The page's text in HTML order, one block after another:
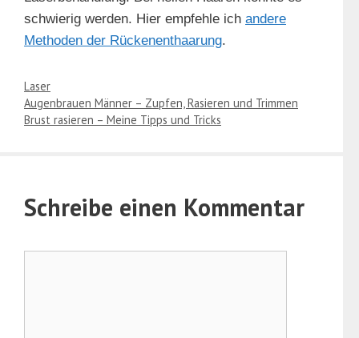
schwierig werden. Hier empfehle ich andere
Methoden der Rückenenthaarung.
Kategorien
Laser
Augenbrauen Männer – Zupfen, Rasieren und Trimmen
Brust rasieren – Meine Tipps und Tricks
Schreibe einen Kommentar